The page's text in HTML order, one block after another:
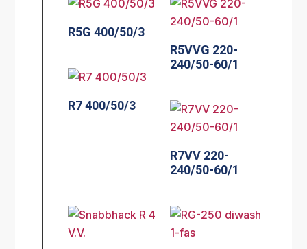
R5G 400/50/3
R5VVG 220-
240/50-60/1
R7 400/50/3
R7VV 220-
240/50-60/1